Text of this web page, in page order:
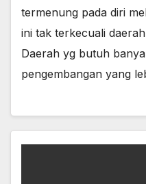
termenung pada diri
ini tak terkecuali
Daerah yg butuh
pengembangan yang